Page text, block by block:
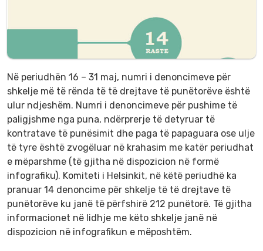
Në periudhën 16 – 31 maj, numri i denoncimeve për
shkelje më të rënda të të drejtave të punëtorëve është
ulur ndjeshëm. Numri i denoncimeve për pushime të
paligjshme nga puna, ndërprerje të detyruar të
kontratave të punësimit dhe paga të papaguara ose ulje
të tyre është zvogëluar në krahasim me katër periudhat
e mëparshme (të gjitha në dispozicion në formë
infografiku). Komiteti i Helsinkit, në këtë periudhë ka
pranuar 14 denoncime për shkelje të të drejtave të
punëtorëve ku janë të përfshirë 212 punëtorë. Të gjitha
informacionet në lidhje me këto shkelje janë në
dispozicion në infografikun e mëposhtëm.